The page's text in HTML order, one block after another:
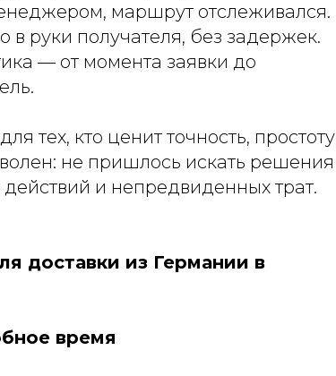
маршрут отслеживался.
руки получателя, без задержек.
— от момента заявки до
тех, кто ценит точность, простоту
не пришлось искать решения
и непредвиденных трат.
доставки из Германии в
время